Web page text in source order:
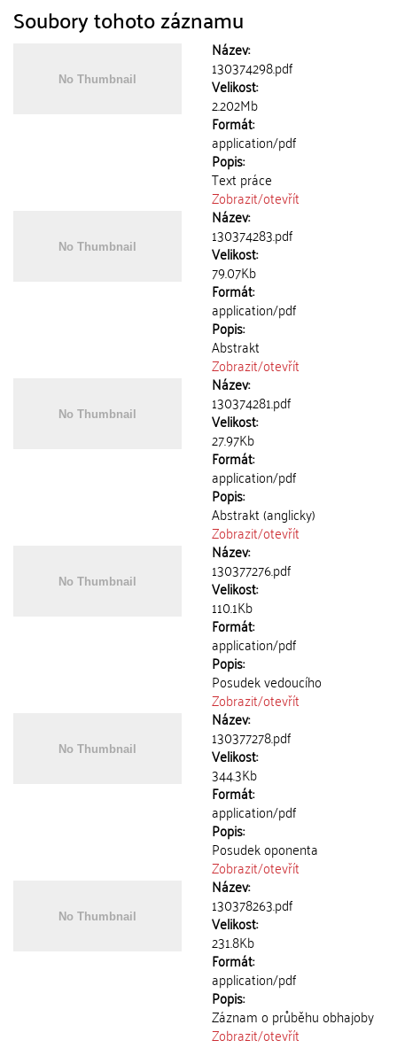
Soubory tohoto záznamu
Název:
130374298.pdf
Velikost:
2.202Mb
Formát:
application/pdf
Popis:
Text práce
Zobrazit/otevřít
Název:
130374283.pdf
Velikost:
79.07Kb
Formát:
application/pdf
Popis:
Abstrakt
Zobrazit/otevřít
Název:
130374281.pdf
Velikost:
27.97Kb
Formát:
application/pdf
Popis:
Abstrakt (anglicky)
Zobrazit/otevřít
Název:
130377276.pdf
Velikost:
110.1Kb
Formát:
application/pdf
Popis:
Posudek vedoucího
Zobrazit/otevřít
Název:
130377278.pdf
Velikost:
344.3Kb
Formát:
application/pdf
Popis:
Posudek oponenta
Zobrazit/otevřít
Název:
130378263.pdf
Velikost:
231.8Kb
Formát:
application/pdf
Popis:
Záznam o průběhu obhajoby
Zobrazit/otevřít